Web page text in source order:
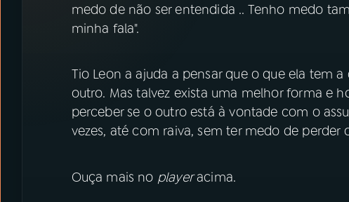
VIDEOCASTS
PRÊMIO RÁDIO MEC
YouTube Facebook
medo de não ser entendida .. Tenho medo
minha fala".
Tio Leon a ajuda a pensar que o que ela tem
outro. Mas talvez exista uma melhor forma e
perceber se o outro está à vontade com o
vezes, até com raiva, sem ter medo de perder
Ouça mais no playeracima.